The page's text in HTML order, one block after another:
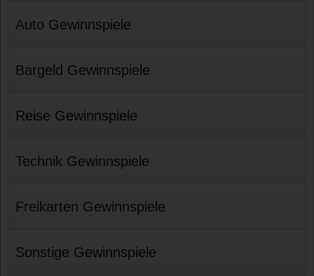
Auto Gewinnspiele
Bargeld Gewinnspiele
Reise Gewinnspiele
Technik Gewinnspiele
Freikarten Gewinnspiele
Sonstige Gewinnspiele